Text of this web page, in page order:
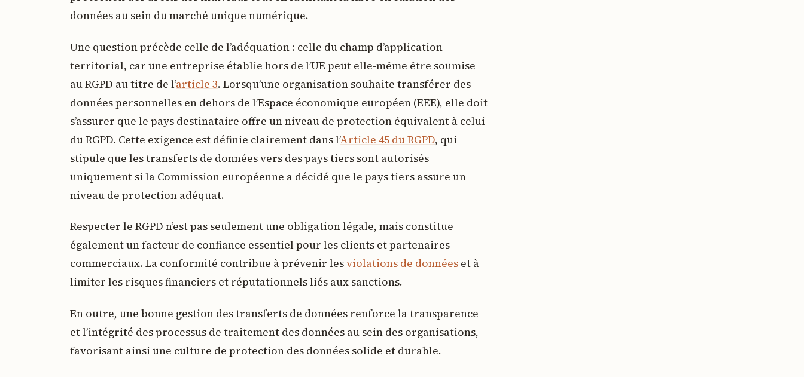
données au sein du marché unique numérique.
Une question précède celle de l’adéquation : celle du champ d’application
territorial, car une entreprise établie hors de l’UE peut elle-même être soumise
au RGPD au titre de l’article 3. Lorsqu’une organisation souhaite transférer des
données personnelles en dehors de l’Espace économique européen (EEE), elle doit
s’assurer que le pays destinataire offre un niveau de protection équivalent à celui
du RGPD. Cette exigence est définie clairement dans l’Article 45 du RGPD, qui
stipule que les transferts de données vers des pays tiers sont autorisés
uniquement si la Commission européenne a décidé que le pays tiers assure un
niveau de protection adéquat.
Respecter le RGPD n’est pas seulement une obligation légale, mais constitue
également un facteur de confiance essentiel pour les clients et partenaires
commerciaux. La conformité contribue à prévenir lesviolations de données et à
limiter les risques financiers et réputationnels liés aux sanctions.
En outre, une bonne gestion des transferts de données renforce la transparence
et l’intégrité des processus de traitement des données au sein des organisations,
favorisant ainsi une culture de protection des données solide et durable.